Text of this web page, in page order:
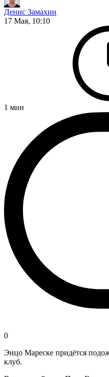
Денис Замахин
17 Мая, 10:10
1 мин
0
Энцо Мареске придётся
клуб.